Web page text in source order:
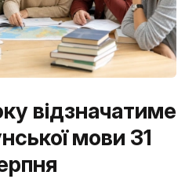
відзначатиме
мови 31